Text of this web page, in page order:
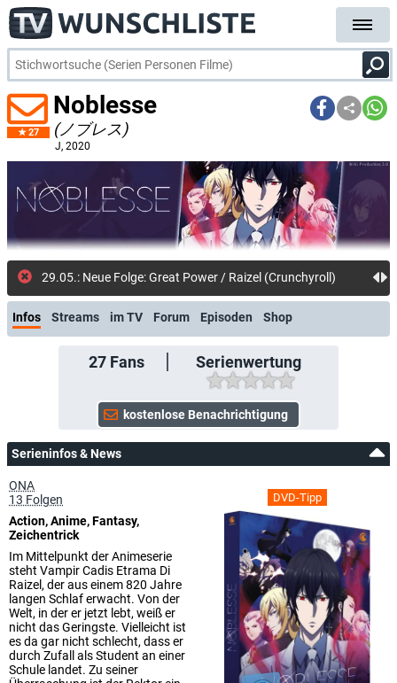
27
Noblesse
(ノブレス)
J, 2020
29.05.: Neue Folge: Great Power / Raizel (Crunchyroll)
Infos Streams im TV Forum Episoden Shop
27Fans Serienwertung
Serieninfos & News
DVD-Tipp
ONA
13 Folgen
Action, Anime, Fantasy,
Zeichentrick
Im Mittelpunkt der Animeserie
steht Vampir Cadis Etrama Di
Raizel, der aus einem 820 Jahre
langen Schlaf erwacht. Von der
Welt, in der er jetzt lebt, weiß er
nicht das Geringste. Vielleicht ist
es da gar nicht schlecht, dass er
durch Zufall als Student an einer
Schule landet. Zu seiner